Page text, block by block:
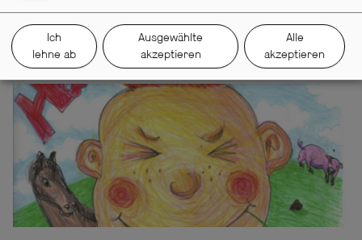
Oh, wie schön ist Panama
Ich
lehne ab
Ausgewählte
akzeptieren
Alle
akzeptieren